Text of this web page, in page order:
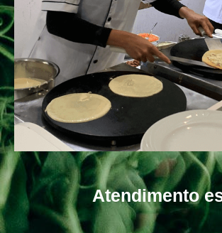
Atendimento